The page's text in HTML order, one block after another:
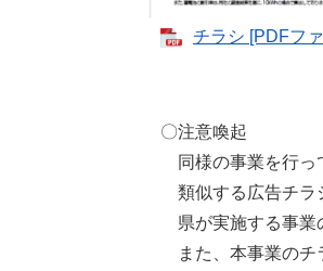
チラシ [PDFフ
〇注意喚起
同様の事業を行っ
類似する広告チラ
県が実施する事業
また、本事業のチ